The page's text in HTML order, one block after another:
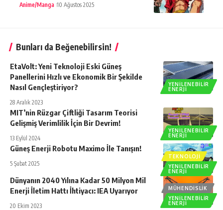
Anime/Manga 10 Ağustos 2025
Bunları da Beğenebilirsin!
YENILENEBILIR
ENERJI
EtaVolt: Yeni Teknoloji Eski Güneş
Panellerini Hızlı ve Ekonomik Bir Şekilde
Nasıl Gençleştiriyor?
28 Aralık 2023
YENILENEBILIR
ENERJI
MIT’nin Rüzgar Çiftliği Tasarım Teorisi
Gelişmiş Verimlilik İçin Bir Devrim!
13 Eylül 2024
TEKNOLOJI
YENILENEBILIR
ENERJI
Güneş Enerji Robotu Maximo İle Tanışın!
5 Şubat 2025
MÜHENDISLIK
YENILENEBILIR
ENERJI
Dünyanın 2040 Yılına Kadar 50 Milyon Mil
Enerji İletim Hattı İhtiyacı: IEA Uyarıyor
20 Ekim 2023